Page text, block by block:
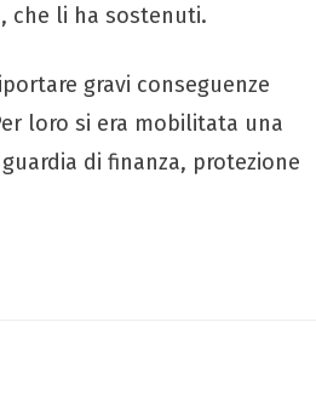
che li ha sostenuti.
gravi conseguenze
loro si era mobilitata una
di finanza, protezione